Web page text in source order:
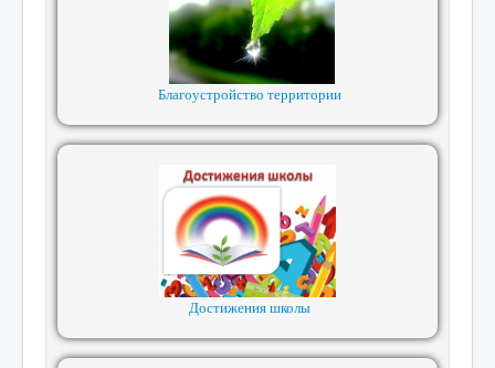
Благоустройство территории
Достижения школы